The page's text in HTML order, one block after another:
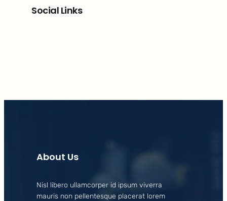
Social Links
About Us
Nisl libero ullamcorper id ipsum viverra
mauris non pellentesque placerat lorem